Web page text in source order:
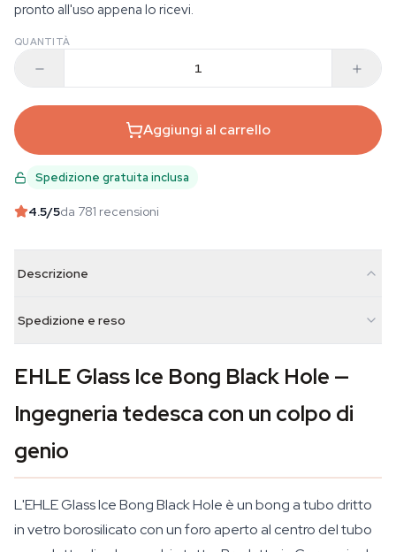
pronto all'uso appena lo ricevi.
QUANTITÀ
Aggiungi al carrello
Spedizione gratuita inclusa
4.5/5da 781 recensioni
Descrizione
Spedizione e reso
EHLE Glass Ice Bong Black Hole —
Ingegneria tedesca con un colpo di
genio
L'EHLE Glass Ice Bong Black Hole è un bong a tubo dritto
in vetro borosilicato con un foro aperto al centro del tubo